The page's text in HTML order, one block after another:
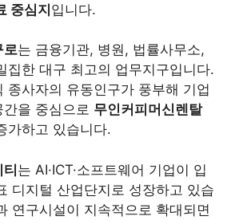
중심지입니다.
로는 금융기관, 병원, 법률사무소,
집한 대구 최고의 업무지구입니다.
종사자의 유동인구가 풍부해 기업
을 중심으로 무인커피머신렌탈
가하고 있습니다.
티는 AI·ICT·소프트웨어 기업이 입
디지털 산업단지로 성장하고 있습
연구시설이 지속적으로 확대되면